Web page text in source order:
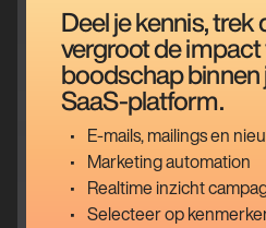
Deel je kennis, trek
vergroot de impact
boodschap binnen
SaaS-platform.
E-mails, mailings en
Marketing automation
Realtime inzicht
Selecteer op